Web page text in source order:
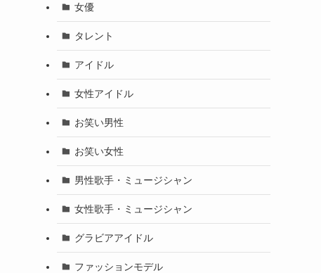
女優
タレント
アイドル
女性アイドル
お笑い男性
お笑い女性
男性歌手・ミュージシャン
女性歌手・ミュージシャン
グラビアアイドル
ファッションモデル